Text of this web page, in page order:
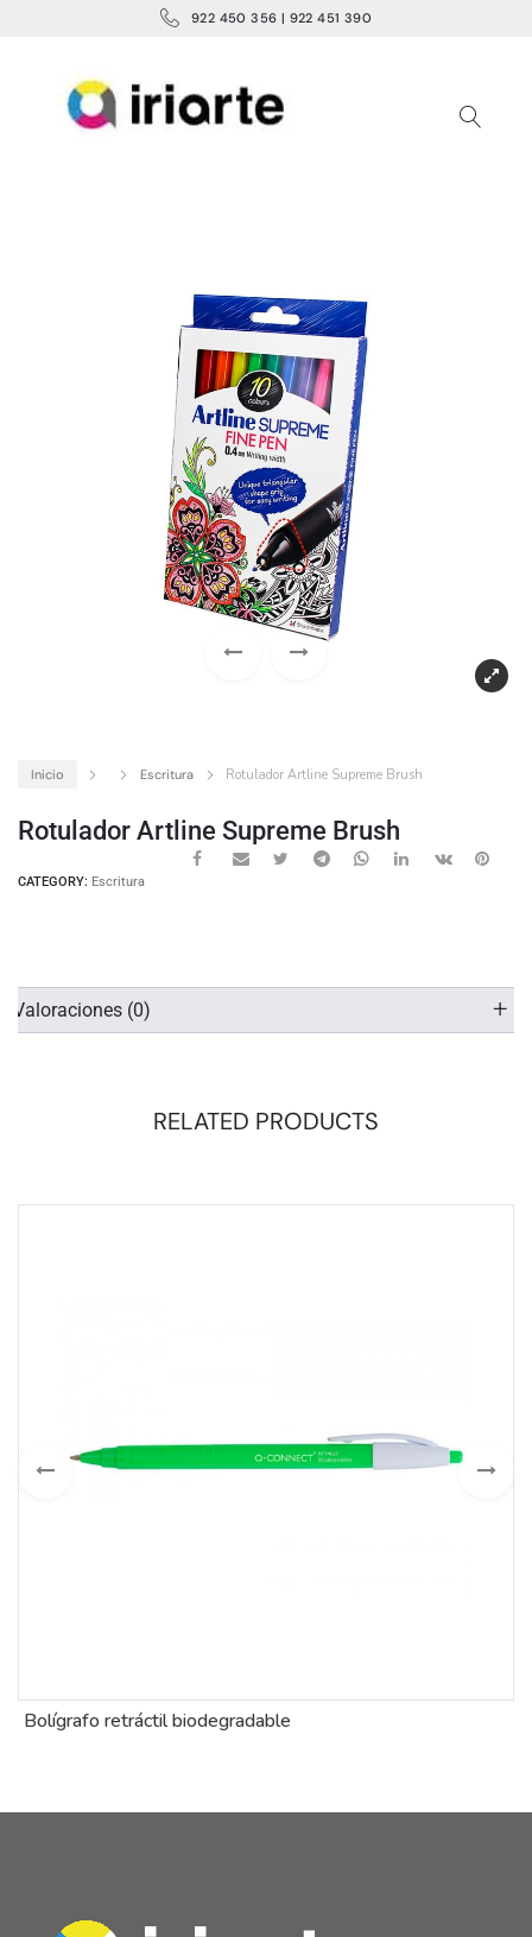
922 450 356 | 922 451 390
Inicio Escritura Rotulador Artline Supreme Brush
Rotulador Artline Supreme Brush
CATEGORY: Escritura
Valoraciones (0)
RELATED PRODUCTS
Bolígrafo retráctil biodegradable